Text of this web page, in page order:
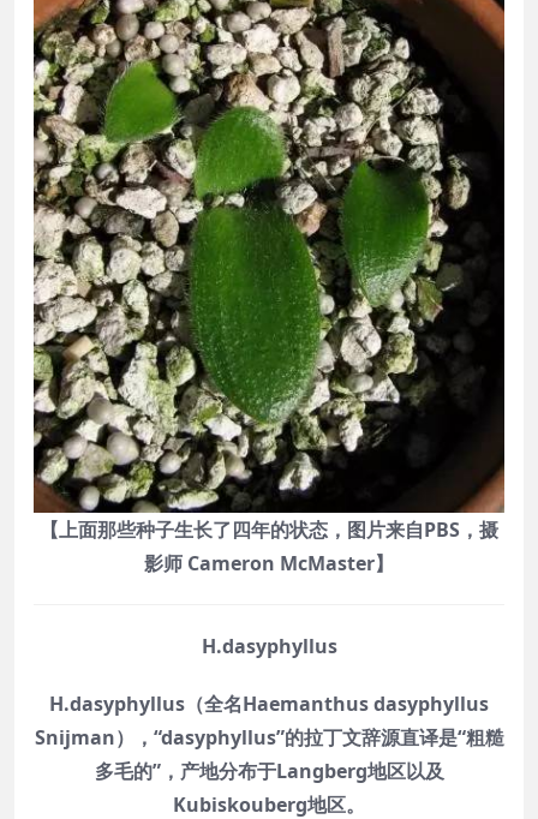
【上面那些种子生长了四年的状态，图片来自PBS，摄
影师 Cameron McMaster】
H.dasyphyllus
H.dasyphyllus（全名Haemanthus dasyphyllus
Snijman），“dasyphyllus”的拉丁文辞源直译是“粗糙
多毛的”，产地分布于Langberg地区以及
Kubiskouberg地区。